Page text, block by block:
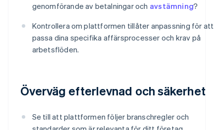
genomförande av betalningar och avstämning?
Kontrollera om plattformen tillåter anpassning för att
passa dina specifika affärsprocesser och krav på
arbetsflöden.
Överväg efterlevnad och säkerhet
Se till att plattformen följer branschregler och